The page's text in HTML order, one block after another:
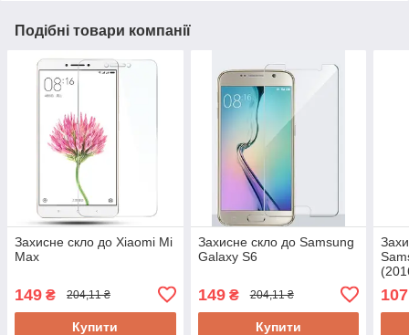
Подібні товари компанії
Захисне скло до Xiaomi Mi
Max
149 ₴ 204,11 ₴
Купити
Захисне скло до Samsung
Galaxy S6
149₴ 204,11 ₴
Купити